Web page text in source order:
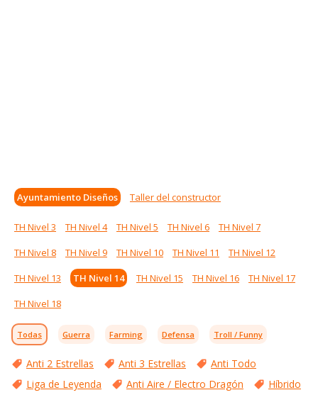
Ayuntamiento Diseños Taller del constructor
TH Nivel 3 TH Nivel 4 TH Nivel 5 TH Nivel 6
TH Nivel 7
TH Nivel 8
TH Nivel 9 TH Nivel 10 TH Nivel 11
TH Nivel 12
TH Nivel 13
TH Nivel 14 TH Nivel 15 TH Nivel 16
TH Nivel 17
TH Nivel 18
Todas Guerra Farming Defensa Troll / Funny
Anti 2 Estrellas Anti 3 Estrellas
Anti Todo
Liga de Leyenda
Anti Aire / Electro Dragón Híbrido